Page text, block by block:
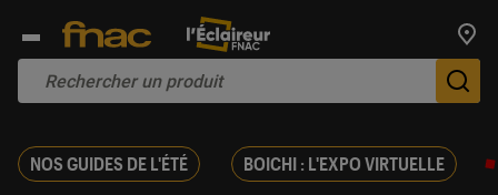
NOS GUIDES DE L'ÉTÉ BOICHI : L'EXPO VIRTUELLE